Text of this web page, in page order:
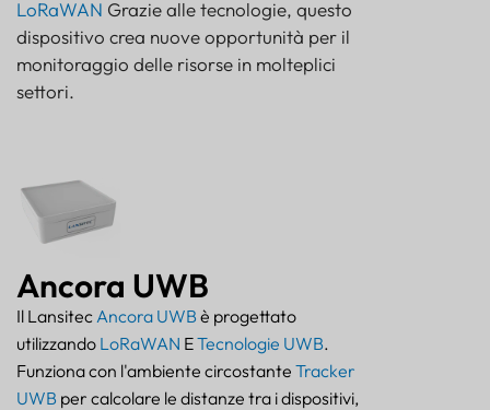
LoRaWAN Grazie alle tecnologie, questo
dispositivo crea nuove opportunità per il
monitoraggio delle risorse in molteplici
settori.
Ancora UWB
Il Lansitec Ancora UWB è progettato
utilizzando LoRaWAN ETecnologie UWB.
Funziona con l'ambiente circostante Tracker
UWB per calcolare le distanze tra i dispositivi,